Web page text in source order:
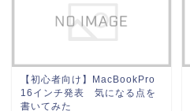
【初心者向け】MacBookPro
16インチ発表 気になる点を
書いてみた